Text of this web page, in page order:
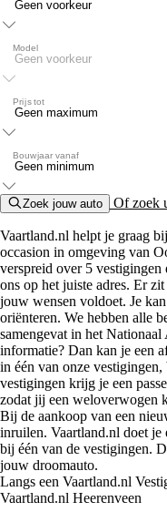
Model
Prijs tot
Bouwjaar vanaf
Zoek jouw auto Of zoek
Vaartland.nl helpt je graag
occasion in omgeving van
verspreid over 5
ons op het juiste adres. Er
jouw wensen voldoet. Je
oriënteren. We hebben alle
samengevat in het
informatie? Dan kan je een
in één van onze
vestigingen krijg je een
zodat jij een weloverwogen
Bij de aankoop van een
inruilen. Vaartland.nl doet je
bij één van de vestigingen.
jouw droomauto.
Langs een Vaartland.nl
Vaartland.nl Heerenveen